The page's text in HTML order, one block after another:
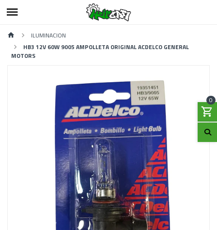
0
ILUMINACION
HB3 12V 60W 9005 AMPOLLETA ORIGINAL ACDELCO GENERAL
MOTORS